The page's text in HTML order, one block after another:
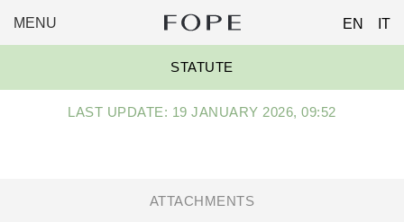
MENU
FOPE
GROUP
EN IT
STATUTE
LAST UPDATE: 19 JANUARY 2026, 09:52
ATTACHMENTS